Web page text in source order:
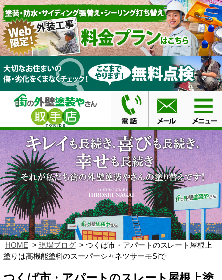
HOME 現場ブログ
つくば市・アパートのスレート屋根上
塗りは高機能塗料のスーパーシャネツサーモSiで!